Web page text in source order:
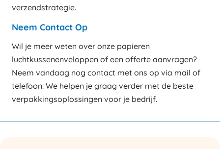
verzendstrategie.
Neem Contact Op
Wil je meer weten over onze papieren
luchtkussenenveloppen of een offerte aanvragen?
Neem vandaag nog contact met ons op via mail of
telefoon. We helpen je graag verder met de beste
verpakkingsoplossingen voor je bedrijf.